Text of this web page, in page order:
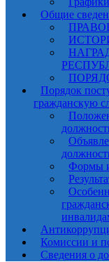
Общие
Порядок
гражданскую
Формы
Комиссии и
Сведения о